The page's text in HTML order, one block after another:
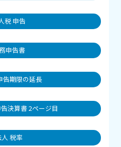
税 申告
申告書
告期限の延長
決算書 2ページ目
人 税率